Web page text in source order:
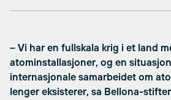
– Vi har en fullskala krig i et land
atominstallasjoner, og en
internasjonale samarbeidet om
lenger eksisterer, sa Bellona-